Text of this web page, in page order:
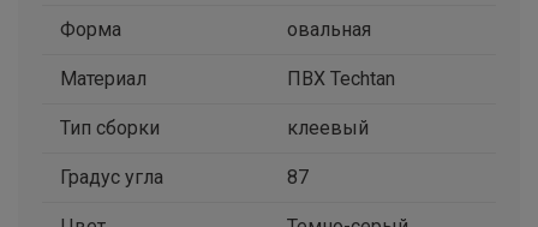
Форма овальная
Материал ПВХ Techtan
Тип сборки клеевый
Градус угла 87